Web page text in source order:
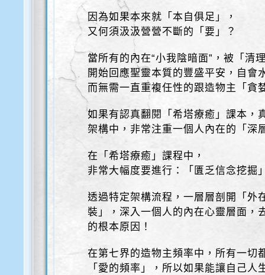
因為如果本來就「本自俱足」，
又何須汲汲營營不斷的「要」？
當所有的內在“小我陰暗面”，被「清
開始回應聖靈本質的豐盛平安，自會
而無需一直重複任性的跟造物主「貪
如果有認真翻閱「希塔療癒」課本，
架構中，非常注重一個人內在的「深
在「希塔療癒」課程中，
非常大幅度要進行：「匱乏信念挖掘
透過特定架構流程，一層層剖開「外
裝」，深入一個人的內在心靈層面，
的根本原因！
在第七界的造物主頻率中，所有一切
「愛的頻率」，所以如果能讓自己